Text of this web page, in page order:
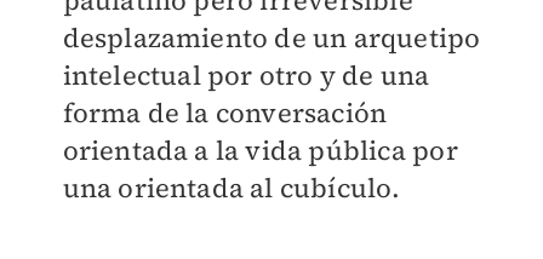
desplazamiento de un arquetipo
intelectual por otro y de una
forma de la conversación
orientada a la vida pública por
una orientada al cubículo.